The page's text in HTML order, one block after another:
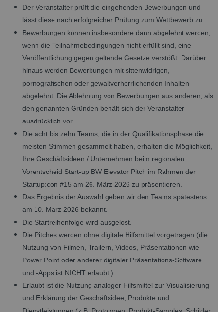
Der Veranstalter prüft die eingehenden Bewerbungen und
lässt diese nach erfolgreicher Prüfung zum Wettbewerb zu.
Bewerbungen können insbesondere dann abgelehnt werden,
wenn die Teilnahmebedingungen nicht erfüllt sind, eine
Veröffentlichung gegen geltende Gesetze verstößt. Darüber
hinaus werden Bewerbungen mit sittenwidrigen,
pornografischen oder gewaltverherrlichenden Inhalten
abgelehnt. Die Ablehnung von Bewerbungen aus anderen, als
den genannten Gründen behält sich der Veranstalter
ausdrücklich vor.
Die acht bis zehn Teams, die in der Qualifikationsphase die
meisten Stimmen gesammelt haben, erhalten die Möglichkeit,
Ihre Geschäftsideen / Unternehmen beim regionalen
Vorentscheid Start-up BW Elevator Pitch im Rahmen der
Startup:con #15 am 26. März 2026 zu präsentieren.
Das Ergebnis der Auswahl geben wir den Teams spätestens
am 10. März 2026 bekannt.
Die Startreihenfolge wird ausgelost.
Die Pitches werden ohne digitale Hilfsmittel vorgetragen (die
Nutzung von Filmen, Trailern, Videos, Präsentationen wie
Power Point oder anderer digitaler Präsentations-Software
und -Apps ist NICHT erlaubt.)
Erlaubt ist die Nutzung analoger Hilfsmittel zur Visualisierung
und Erklärung der Geschäftsidee, Produkte und